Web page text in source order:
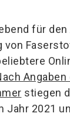
für
von
stiegen
Jahr 2021